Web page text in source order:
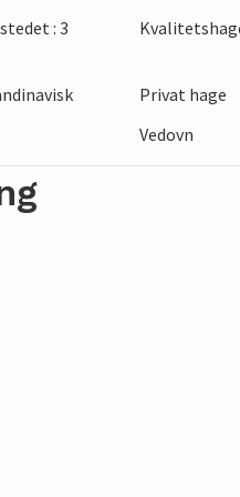
nr. 5, den såkalte
: 3
Privat hage
Vedovn